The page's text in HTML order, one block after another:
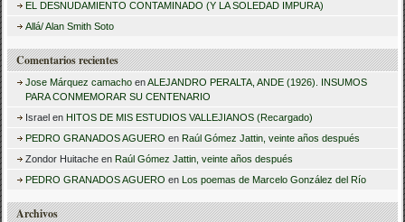
EL DESNUDAMIENTO CONTAMINADO (Y LA SOLEDAD IMPURA)
Allá/ Alan Smith Soto
Comentarios recientes
Jose Márquez camacho enALEJANDRO PERALTA, ANDE (1926). INSUMOS
PARA CONMEMORAR SU CENTENARIO
Israel en HITOS DE MIS ESTUDIOS VALLEJIANOS (Recargado)
PEDRO GRANADOS AGUERO en Raúl Gómez Jattin, veinte años después
Zondor Huitache en Raúl Gómez Jattin, veinte años después
PEDRO GRANADOS AGUERO en Los poemas de Marcelo González del Río
Archivos